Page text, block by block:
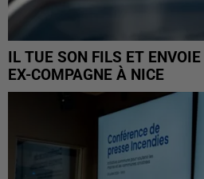
IL TUE SON FILS ET
EX-COMPAGNE À NICE